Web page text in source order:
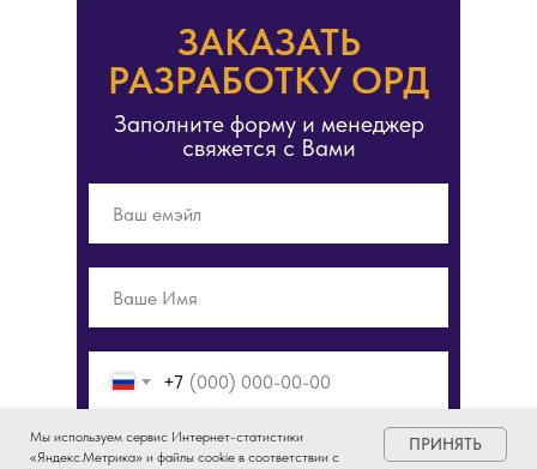
Мы используем сервис Интернет-статистики
«Яндекс.Метрика» и файлы cookie в соответствии с
ПРИНЯТЬ
+7
Я согласен получать новостную рассылку
ЗАКАЗАТЬ
РАЗРАБОТКУ ОРД
Заполните форму и менеджер
свяжется с Вами